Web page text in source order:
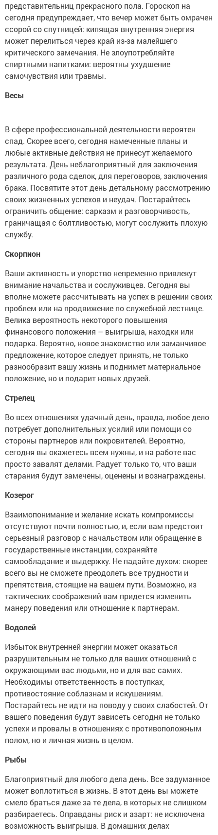
представительниц прекрасного пола. Гороскоп на
сегодня предупреждает, что вечер может быть омрачен
ссорой со спутницей: кипящая внутренняя энергия
может перелиться через край из-за малейшего
критического замечания. Не злоупотребляйте
спиртными напитками: вероятны ухудшение
самочувствия или травмы.
Весы
В сфере профессиональной деятельности вероятен
спад. Скорее всего, сегодня намеченные планы и
любые активные действия не принесут желаемого
результата. День неблагоприятный для заключения
различного рода сделок, для переговоров, заключения
брака. Посвятите этот день детальному рассмотрению
своих жизненных успехов и неудач. Постарайтесь
ограничить общение: сарказм и разговорчивость,
граничащая с болтливостью, могут сослужить плохую
службу.
Скорпион
Ваши активность и упорство непременно привлекут
внимание начальства и сослуживцев. Сегодня вы
вполне можете рассчитывать на успех в решении своих
проблем или на продвижение по служебной лестнице.
Велика вероятность некоторого повышения
финансового положения – выигрыша, находки или
подарка. Вероятно, новое знакомство или заманчивое
предложение, которое следует принять, не только
разнообразит вашу жизнь и поднимет материальное
положение, но и подарит новых друзей.
Стрелец
Во всех отношениях удачный день, правда, любое дело
потребует дополнительных усилий или помощи со
стороны партнеров или покровителей. Вероятно,
сегодня вы окажетесь всем нужны, и на работе вас
просто завалят делами. Радует только то, что ваши
старания будут замечены, оценены и вознаграждены.
Козерог
Взаимопонимание и желание искать компромиссы
отсутствуют почти полностью, и, если вам предстоит
серьезный разговор с начальством или обращение в
государственные инстанции, сохраняйте
самообладание и выдержку. Не падайте духом: скорее
всего вы не сможете преодолеть все трудности и
препятствия, стоящие на вашем пути. Возможно, из
тактических соображений вам придется изменить
манеру поведения или отношение к партнерам.
Водолей
Избыток внутренней энергии может оказаться
разрушительным не только для ваших отношений с
окружающими вас людьми, но и для вас самих.
Необходимы ответственность в поступках,
противостояние соблазнам и искушениям.
Постарайтесь не идти на поводу у своих слабостей. От
вашего поведения будут зависеть сегодня не только
успехи и провалы в отношениях с противоположным
полом, но и личная жизнь в целом.
Рыбы
Благоприятный для любого дела день. Все задуманное
может воплотиться в жизнь. В этот день вы можете
смело браться даже за те дела, в которых не слишком
разбираетесь. Оправданы риск и азарт: не исключена
возможность выигрыша. В домашних делах